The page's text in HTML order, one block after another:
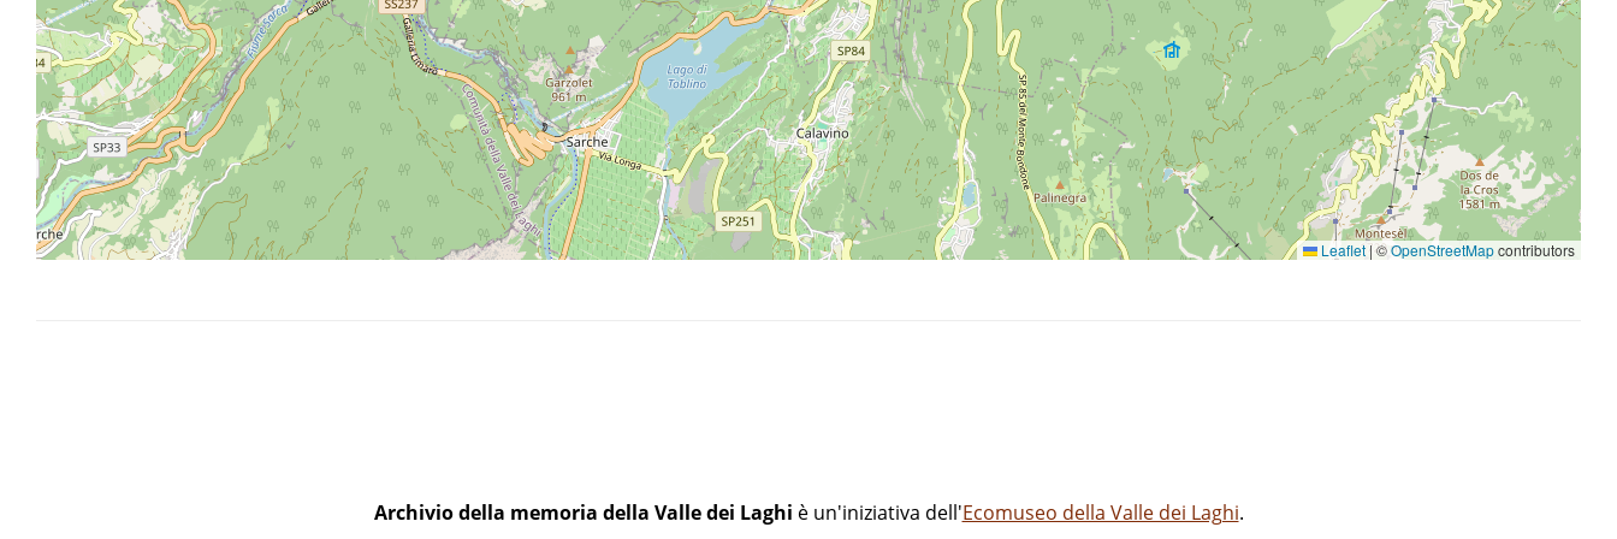
Famiglia Bressan
Famiglia Faes
Famiglia Miori Leaflet|©OpenStreetMapcontributors
Archivio della memoria della Valle dei Laghi è un'iniziativa dell'Ecomuseo della Valle dei Laghi.